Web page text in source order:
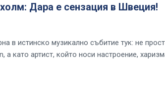
Дара е сензация в Швеция!
в истинско музикално събитие тук: не
а като артист, който носи настроение,